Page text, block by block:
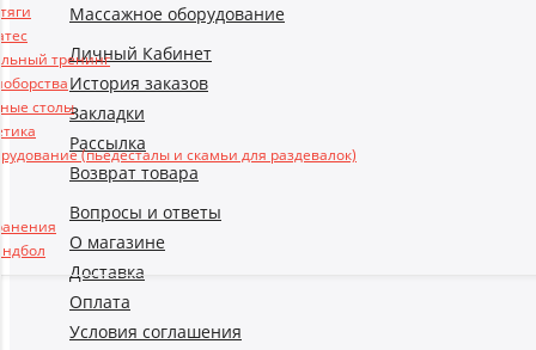
тренинг
столы
(пьедесталы и скамьи для раздевалок)
Массажное оборудование
Личный Кабинет
История заказов
Закладки
Рассылка
Возврат товара
Вопросы и ответы
О магазине
Доставка
Оплата
Условия соглашения